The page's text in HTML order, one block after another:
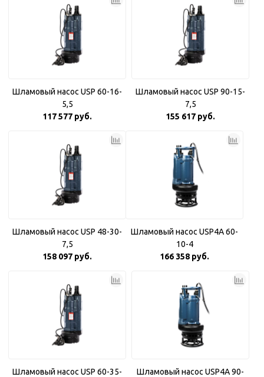
Шламовый насос USP 60-16-
5,5
117 577 руб.
Шламовый насос USP 90-15-
7,5
155 617 руб.
Шламовый насос USP 48-30-
7,5
158 097 руб.
Шламовый насос USP4A 60-
10-4
166 358 руб.
Шламовый насос USP 60-35-
Шламовый насос USP4A 90-